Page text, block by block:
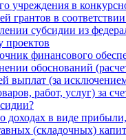
учреждения в
грантов в
субсидии из
проектов
финансового
обоснований
выплат (за
работ, услуг) за
доходах в виде
(складочных)